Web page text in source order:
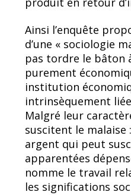
Ainsi l’enquête
d’une « sociologie
pas tordre le bâton
purement
institution
intrinsèquement
Malgré leur
suscitent le
argent qui peut
apparentées
nomme le travail
les significations